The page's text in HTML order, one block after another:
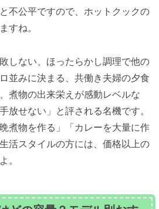
不公平ですので、ホットクックの
すね。
しない、ほったらかし調理で他の
並みに決まる、共働き夫婦の夕食
煮物の出来栄えが感動レベルな
放せない」と評される名機です。
煮物を作る」「カレーを大量に作
活スタイルの方には、価格以上の
。